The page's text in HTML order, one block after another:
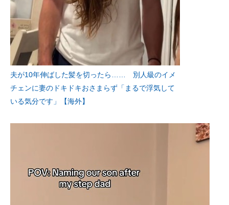
夫が10年伸ばした髪を切ったら…… 別人級のイメ
チェンに妻のドキドキおさまらず「まるで浮気して
いる気分です」【海外】